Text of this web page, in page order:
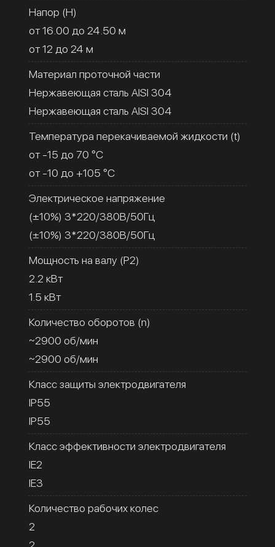
Напор (H)
от 16.00 до 24.50 м
от 12 до 24 м
Материал проточной части
Нержавеющая сталь AISI 304
Нержавеющая сталь AISI 304
Температура перекачиваемой жидкости (t)
от -15 до 70 °C
от -10 до +105 °C
Электрическое напряжение
(±10%) 3*220/380В/50Гц
(±10%) 3*220/380В/50Гц
Мощность на валу (Р2)
2.2 кВт
1.5 кВт
Количество оборотов (n)
~2900 об/мин
~2900 об/мин
Класс защиты электродвигателя
IP55
IP55
Класс эффективности электродвигателя
IE2
IE3
Количество рабочих колес
2